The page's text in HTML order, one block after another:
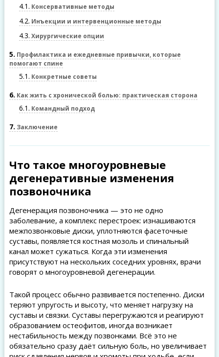
4.1 Консервативные методы
4.2 Инъекции и интервенционные методы
4.3 Хирургические опции
5 Профилактика и ежедневные привычки, которые
помогают спине
5.1 Конкретные советы
6 Как жить с хронической болью: практическая сторона
6.1 Командный подход
7 Заключение
Что такое многоуровневые
дегенеративные изменения
позвоночника
Дегенерация позвоночника — это не одно
заболевание, а комплекс перестроек: изнашиваются
межпозвонковые диски, уплотняются фасеточные
суставы, появляется костная мозоль и спинальный
канал может сужаться. Когда эти изменения
присутствуют на нескольких соседних уровнях, врачи
говорят о многоуровневой дегенерации.
Такой процесс обычно развивается постепенно. Диски
теряют упругость и высоту, что меняет нагрузку на
суставы и связки. Суставы перегружаются и реагируют
образованием остеофитов, иногда возникает
нестабильность между позвонками. Всё это не
обязательно сразу даёт сильную боль, но увеличивает